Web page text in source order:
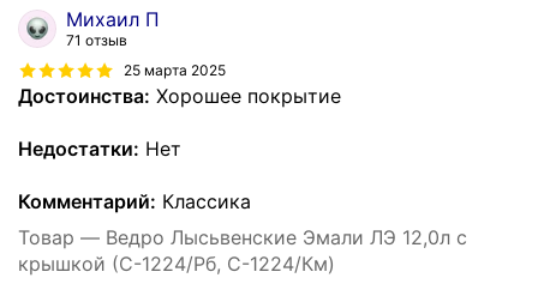
Михаил П
71 отзыв
25 марта 2025
Достоинства: Хорошее покрытие
Недостатки: Нет
Комментарий: Классика
Товар — Ведро Лысьвенские Эмали ЛЭ 12,0л с
крышкой (С-1224/Рб, С-1224/Км)